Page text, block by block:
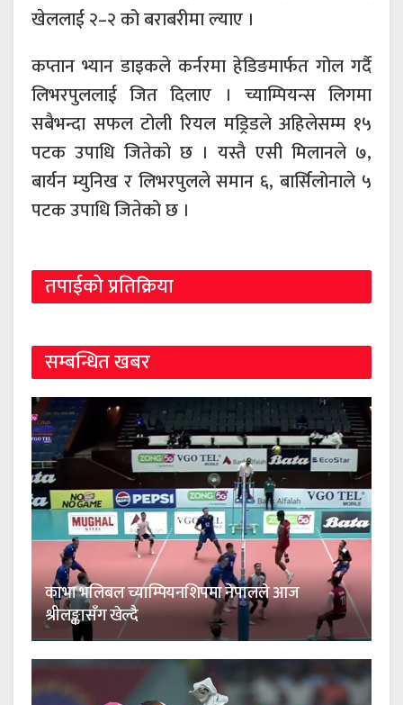
खेललाई २–२ को बराबरीमा ल्याए ।
कप्तान भ्यान डाइकले कर्नरमा हेडिङमार्फत गोल गर्दै
लिभरपुललाई जित दिलाए । च्याम्पियन्स लिगमा
सबैभन्दा सफल टोली रियल मड्रिडले अहिलेसम्म १५
पटक उपाधि जितेको छ । यस्तै एसी मिलानले ७,
बार्यन म्युनिख र लिभरपुलले समान ६, बार्सिलोनाले ५
पटक उपाधि जितेको छ ।
तपाईको प्रतिक्रिया
सम्बन्धित खबर
काभा भलिबल च्याम्पियनशिपमा नेपालले आज
श्रीलङ्कासँग खेल्दै